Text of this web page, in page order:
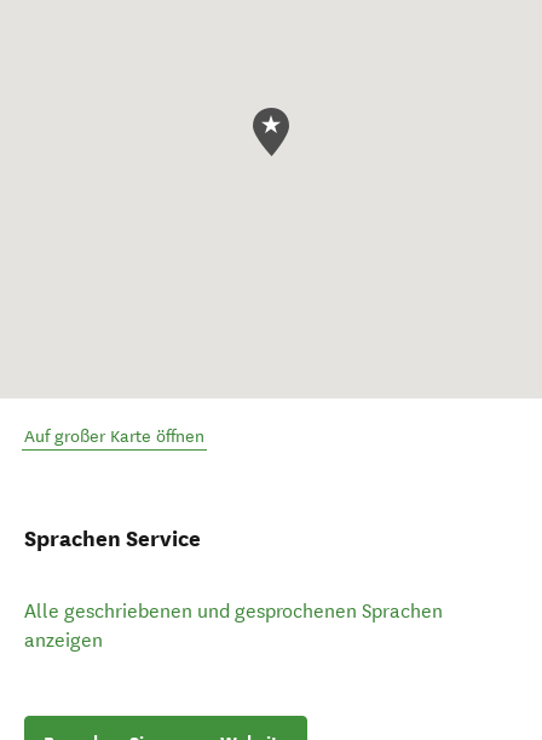
Auf großer Karte öffnen
Sprachen Service
Alle geschriebenen und gesprochenen Sprachen
anzeigen